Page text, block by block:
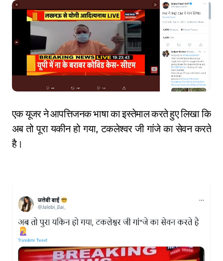
एक यूजर ने आपत्तिजनक भाषा का इस्तेमाल करते हुए लिखा कि
अब तो पूरा यकीन हो गया, टकलेश्वर जी गांजे का सेवन करते
है।